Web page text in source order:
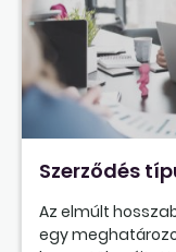
Szerződés
Az elmúlt
egy